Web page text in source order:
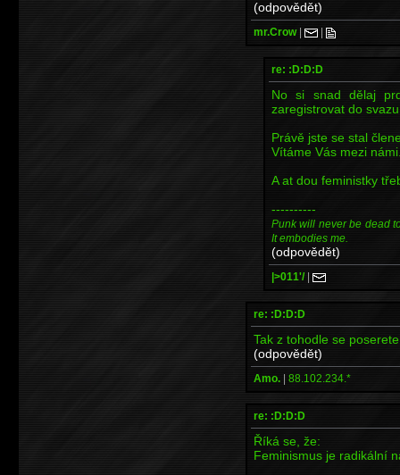
(odpovědět)
mr.Crow| |
re: :D:D:D
No si snad dělaj
zaregistrovat do
Právě jste se stal
Vítáme Vás mezi
A at dou feministky
----------
Punk will never be dead
It embodies me.
(odpovědět)
|>011'/|
re: :D:D:D
Tak z tohodle se
(odpovědět)
Amo. | 88.102.234.*
re: :D:D:D
Říká se, že:
Feminismus je radikální